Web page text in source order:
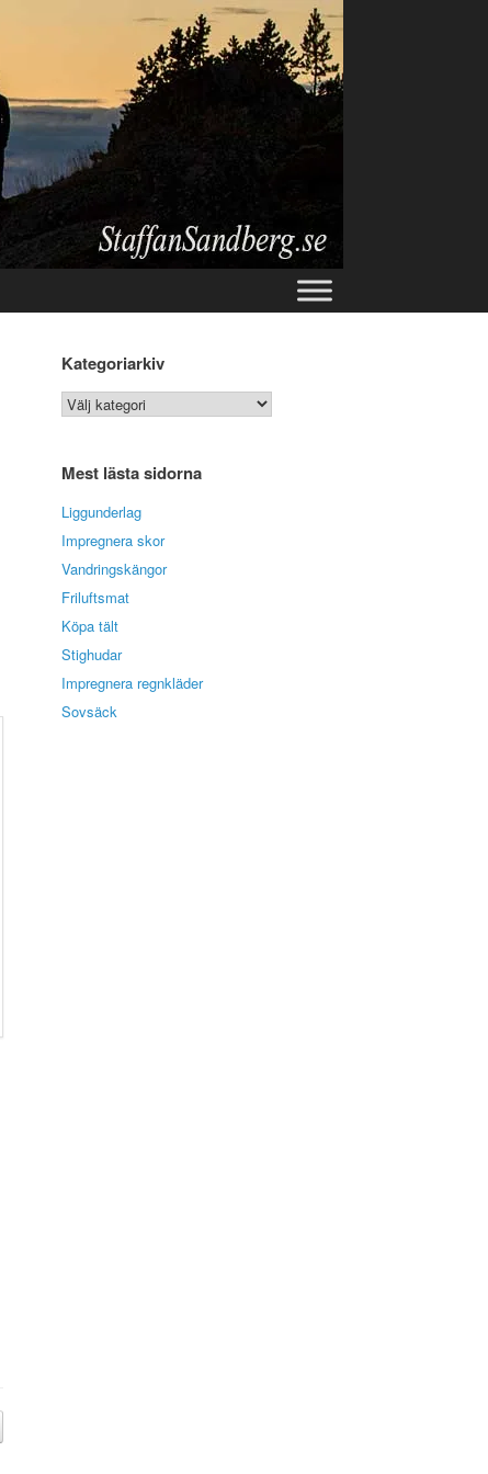
Kategoriarkiv
Kategoriarkiv
Mest lästa sidorna
Liggunderlag
Impregnera skor
Vandringskängor
Friluftsmat
Köpa tält
Stighudar
Impregnera regnkläder
Sovsäck